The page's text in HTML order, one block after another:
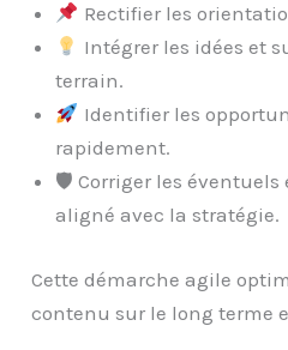
Rectifier les
Intégrer les idées et
terrain.
Identifier les
rapidement.
🛡 Corriger les éventuels
aligné avec la stratégie.
Cette démarche agile
contenu sur le long terme